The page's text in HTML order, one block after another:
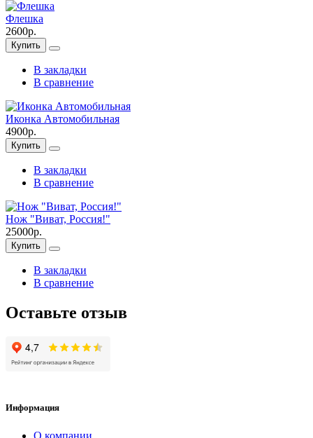
Флешка
2600р.
Купить
В закладки
В сравнение
Иконка Автомобильная
4900р.
Купить
В закладки
В сравнение
Нож "Виват, Россия!"
25000р.
Купить
В закладки
В сравнение
Оставьте отзыв
Информация
О компании